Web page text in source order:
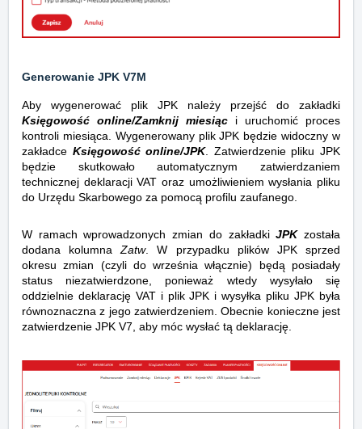
Generowanie JPK V7M
Aby wygenerować plik JPK należy przejść do zakładki
Księgowość online/Zamknij miesiąc
i uruchomić proces
kontroli miesiąca. Wygenerowany plik JPK będzie widoczny w
zakładce Księgowość online/JPK. Zatwierdzenie pliku JPK
będzie skutkowało automatycznym zatwierdzaniem
technicznej deklaracji VAT oraz umożliwieniem wysłania pliku
do Urzędu Skarbowego za pomocą profilu zaufanego.
W ramach wprowadzonych zmian do zakładkiJPK została
dodana kolumnaZatw. W przypadku plików JPK sprzed
okresu zmian (czyli do września włącznie) będą posiadały
status niezatwierdzone, ponieważ wtedy wysyłało się
oddzielnie deklarację VAT i plik JPK i wysyłka pliku JPK była
równoznaczna z jego zatwierdzeniem. Obecnie konieczne jest
zatwierdzenie JPK V7, aby móc wysłać tą deklarację.